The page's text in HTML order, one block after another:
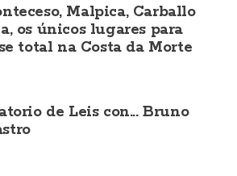
Malpica, Carballo
os únicos lugares para
total na Costa da Morte
de Leis con... Bruno